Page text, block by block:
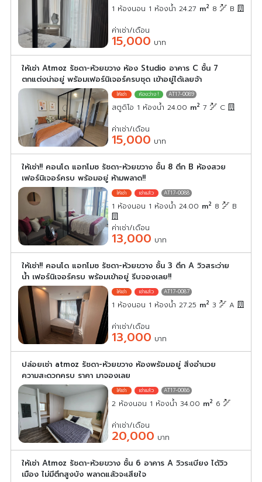
1 ห้องนอน 1 ห้องน้ำ 24.27 m2 8 B
ค่าเช่า/เดือน
15,000 บาท
ให้เช่า Atmoz รัชดา-ห้วยขวาง ห้อง Studio อาคาร C ชั้น 7
ตกแต่งน่าอยู่ พร้อมเฟอร์นิเจอร์ครบชุด เข้าอยู่ได้เลยจ้า
AT17-0089
สตูดิโอ 1 ห้องน้ำ 24.00 m2 7 C
ค่าเช่า/เดือน
15,000 บาท
ให้เช่า!! คอนโด แอทโมซ รัชดา-ห้วยขวาง ชั้น 8 ตึก B ห้องสวย
เฟอร์นิเจอร์ครบ พร้อมอยู่ ห้ามพลาด!!
AT17-0088
1 ห้องนอน 1 ห้องน้ำ 24.00 m2 8 B
ค่าเช่า/เดือน
13,000 บาท
ให้เช่า!! คอนโด แอทโมซ รัชดา-ห้วยขวาง ชั้น 3 ตึก A วิวสระว่าย
น้ำ เฟอร์นิเจอร์ครบ พร้อมเข้าอยู่ รีบจองเลย!!
AT17-0087
1 ห้องนอน 1 ห้องน้ำ 27.25 m2 3 A
ค่าเช่า/เดือน
13,000 บาท
ปล่อยเช่า atmoz รัชดา-ห้วยขวาง ห้องพร้อมอยู่ สิ่งอำนวย
ความสะดวกครบ ราคา มาจองเลย
AT17-0086
2 ห้องนอน 1 ห้องน้ำ 34.00 m2 6
ค่าเช่า/เดือน
20,000 บาท
ให้เช่า Atmoz รัชดา-ห้วยขวาง ชั้น 6 อาคาร A วิวระเบียง ได้วิว
เมือง ไม่มีตึกสูงบัง พลาดแล้วจะเสียใจ